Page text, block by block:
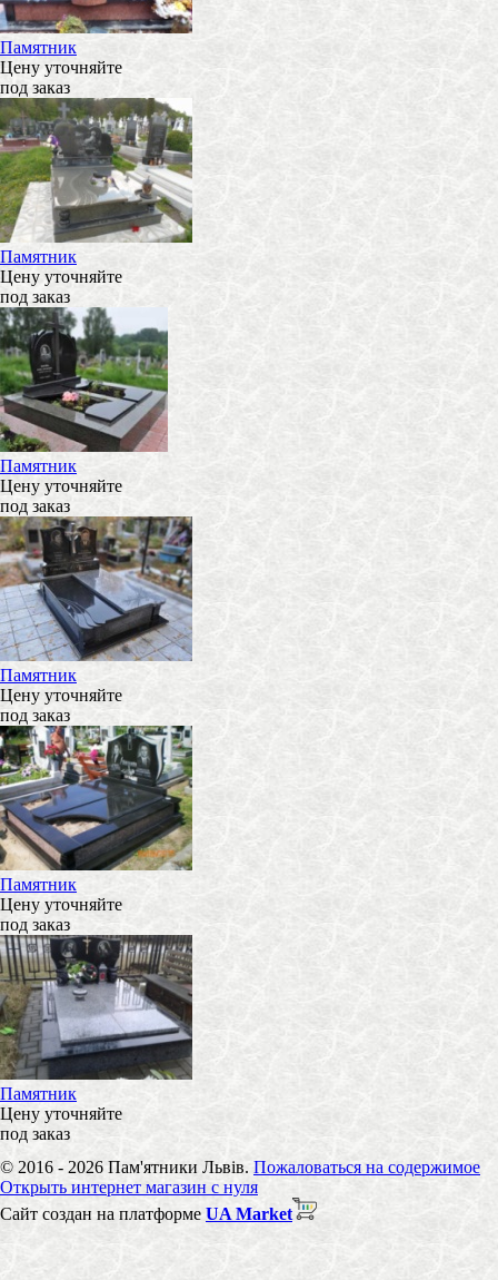
Памятник
Цену уточняйте
под заказ
Памятник
Цену уточняйте
под заказ
Памятник
Цену уточняйте
под заказ
Памятник
Цену уточняйте
под заказ
Памятник
Цену уточняйте
под заказ
Памятник
Цену уточняйте
под заказ
© 2016 - 2026 Пам'ятники Львів. Пожаловаться на содержимое
Открыть интернет магазин с нуля
Сайт создан на платформе UA Market